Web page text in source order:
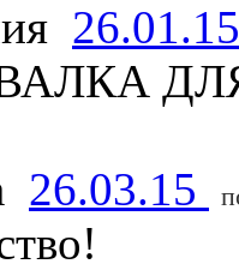
26.03.15